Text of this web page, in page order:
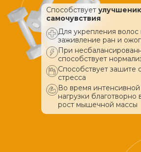
Способствует
самочувствия
Для укрепления волос
заживление ран и
При
способствует
Способствует зашите
стресса
Во время
нагрузки благотворно
рост мышечной массы